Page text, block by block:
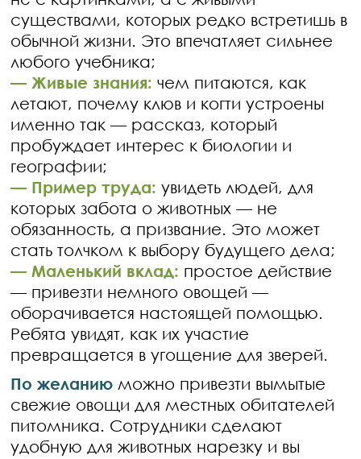
существами, которых редко встретишь в
обычной жизни. Это впечатляет сильнее
любого учебника;
— Живые знания: чем питаются, как
летают, почему клюв и когти устроены
именно так — рассказ, который
пробуждает интерес к биологии и
географии;
— Пример труда: увидеть людей, для
которых забота о животных — не
обязанность, а призвание. Это может
стать толчком к выбору будущего дела;
— Маленький вклад: простое действие
— привезти немного овощей —
оборачивается настоящей помощью.
Ребята увидят, как их участие
превращается в угощение для зверей.
По желанию можно привезти вымытые
свежие овощи для местных обитателей
питомника. Сотрудники сделают
удобную для животных нарезку и вы